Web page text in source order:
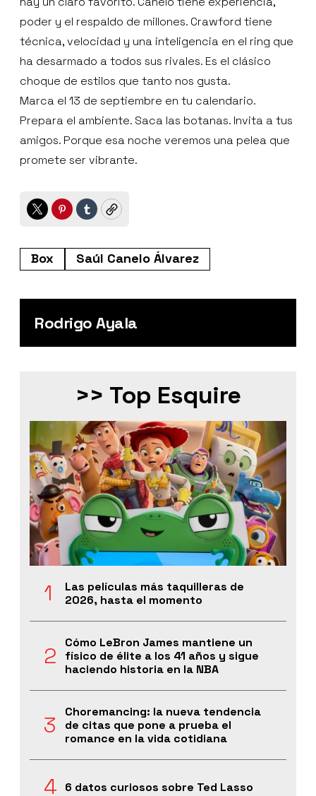
poder y el respaldo de millones. Crawford tiene
técnica, velocidad y una inteligencia en el ring que
ha desarmado a todos sus rivales. Es el clásico
choque de estilos que tanto nos gusta.
Marca el 13 de septiembre en tu calendario.
Prepara el ambiente. Saca las botanas. Invita a tus
amigos. Porque esa noche veremos una pelea que
promete ser vibrante.
TwitterPinterest
TumblrCopy
Box Saúl Canelo Álvarez
Rodrigo Ayala
>> Top Esquire
Las películas más taquilleras de
2026, hasta el momento
Cómo LeBron James mantiene un
físico de élite a los 41 años y sigue
haciendo historia en la NBA
Choremancing: la nueva tendencia
de citas que pone a prueba el
romance en la vida cotidiana
6 datos curiosos sobre Ted Lasso